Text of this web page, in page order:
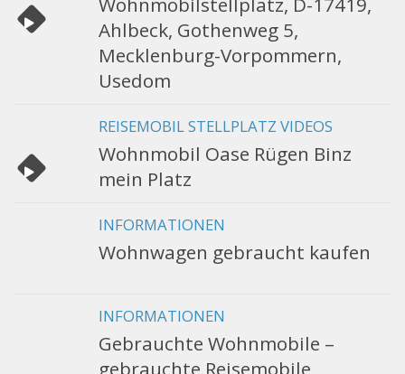
Ahlbeck, Gothenweg 5,
Mecklenburg-Vorpommern,
Usedom
REISEMOBIL STELLPLATZ VIDEOS
Wohnmobil Oase Rügen Binz
mein Platz
INFORMATIONEN
Wohnwagen gebraucht kaufen
INFORMATIONEN
Gebrauchte Wohnmobile –
gebrauchte Reisemobile